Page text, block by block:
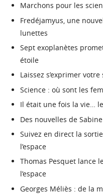
Marchons pour les
Fredéjamyus, une
lunettes
Sept exoplanètes
étoile
Laissez s’exprimer
Science : où sont les
Il était une fois la vie…
Des nouvelles de
Suivez en direct la
l’espace
Thomas Pesquet lance
l’espace
Georges Méliès : de la